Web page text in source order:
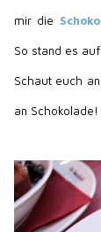
mir die
So stand es
Schaut euch
an Schokolade!